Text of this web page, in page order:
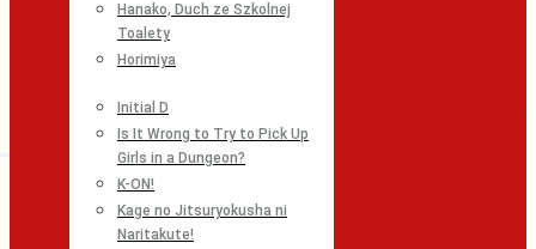
Hanako, Duch ze Szkolnej
Toalety
Horimiya
Initial D
Is It Wrong to Try to Pick Up
Girls in a Dungeon?
K-ON!
Kage no Jitsuryokusha ni
Naritakute!